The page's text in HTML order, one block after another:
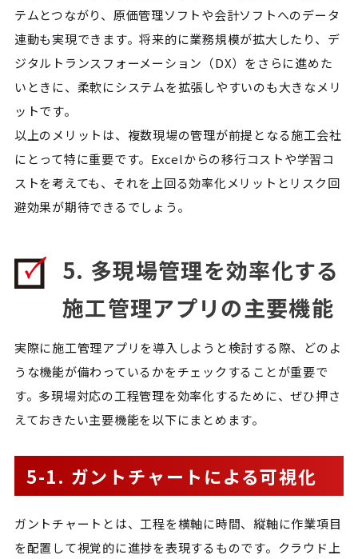
テムとつながり、原価管理ソフトや会計ソフトへのデータ
連動も実現できます。将来的に業務規模が拡大したり、デ
ジタルトランスフォーメーション（DX）をさらに進めた
いときに、柔軟にシステムを拡張しやすいのも大きなメリ
ットです。
以上のメリットは、複数現場の管理が前提となる施工会社
にとって特に重要です。Excelからの移行コストや学習コ
ストを考えても、それを上回る効率化メリットとリスク回
避効果が期待できるでしょう。
5. 多現場管理を効率化する
施工管理アプリの主要機能
実際に施工管理アプリを導入しようと検討する際、どのよ
うな機能が備わっているかをチェックすることが重要で
す。多現場対応の工程管理を効率化するために、ぜひ押さ
えておきたい主要機能を以下にまとめます。
5-1. ガントチャートによる可視化
ガントチャートとは、工程を横軸に時間、縦軸に作業項目
を配置して視覚的に進捗を表現するものです。クラウド上